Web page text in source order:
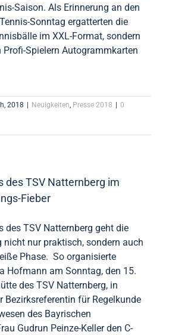
Saison. Als Erinnerung an den
Sonntag ergatterten die
im XXL-Format, sondern
Profi-Spielern Autogrammkarten
2018 Neuigkeiten, Presse 2018
0
des TSV Natternberg im
Fieber
des TSV Natternberg geht die
nicht nur praktisch, sondern auch
Phase. So organisierte
Hofmann am Sonntag, den 15.
des TSV Natternberg, in
Bezirksreferentin für Regelkunde
des Bayrischen
Gudrun Peinze-Keller den C-